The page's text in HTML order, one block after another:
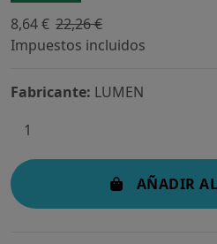
8,64 € 22,26 €
Impuestos incluidos
Fabricante: LUMEN
AÑADIR